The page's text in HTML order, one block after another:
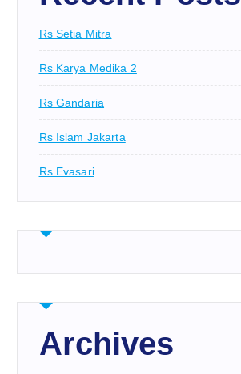
Rs Setia Mitra
Rs Karya Medika 2
Rs Gandaria
Rs Islam Jakarta
Rs Evasari
Archives